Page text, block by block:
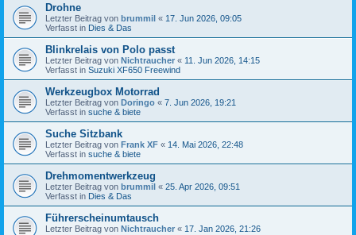
Drohne
Letzter Beitrag von brummil « 17. Jun 2026, 09:05
Verfasst in Dies & Das
Blinkrelais von Polo passt
Letzter Beitrag von Nichtraucher « 11. Jun 2026, 14:15
Verfasst in Suzuki XF650 Freewind
Werkzeugbox Motorrad
Letzter Beitrag von Doringo « 7. Jun 2026, 19:21
Verfasst in suche & biete
Suche Sitzbank
Letzter Beitrag von Frank XF « 14. Mai 2026, 22:48
Verfasst in suche & biete
Drehmomentwerkzeug
Letzter Beitrag von brummil « 25. Apr 2026, 09:51
Verfasst in Dies & Das
Führerscheinumtausch
Letzter Beitrag von Nichtraucher « 17. Jan 2026, 21:26